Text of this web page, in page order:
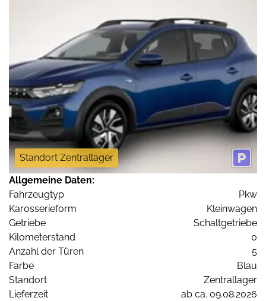
Standort Zentrallager
Allgemeine Daten:
Fahrzeugtyp
Pkw
Karosserieform
Kleinwagen
Getriebe
Schaltgetriebe
Kilometerstand
0
Anzahl der Türen
5
Farbe
Blau
Standort
Zentrallager
Lieferzeit
ab ca. 09.08.2026